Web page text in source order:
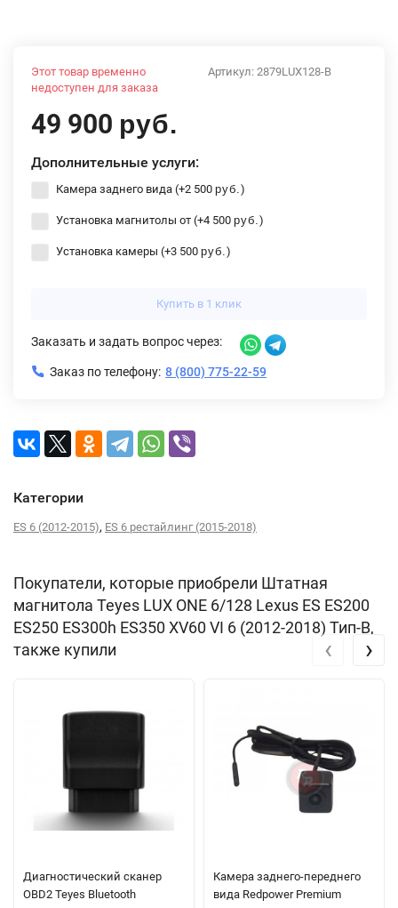
Артикул: 2879LUX128-B
Этот товар временно
недоступен для заказа
49 900 руб.
Дополнительные услуги:
Камера заднего вида (+2 500 руб. )
Установка магнитолы от (+4 500 руб. )
Установка камеры (+3 500 руб. )
Купить в 1 клик
Заказать и задать вопрос через:
Заказ по телефону: 8 (800) 775-22-59
Категории
ES 6 (2012-2015), ES 6 рестайлинг (2015-2018)
Покупатели, которые приобрели Штатная
магнитола Teyes LUX ONE 6/128 Lexus ES ES200
ES250 ES300h ES350 XV60 VI 6 (2012-2018) Тип-B,
также купили
Диагностический сканер
OBD2 Teyes Bluetooth
Камера заднего-переднего
вида Redpower Premium
‹ ›